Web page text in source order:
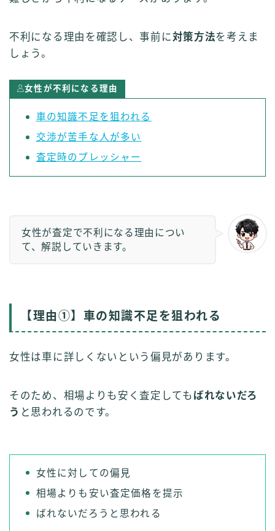
不利になる理由を確認し、事前に対策方法を考えま
しょう。
女性が不利になる理由
車の知識不足を狙われる
交渉が苦手な人が多い
査定時のプレッシャー
女性が査定で不利になる理由につい
て、解説していきます。
【理由①】車の知識不足を狙われる
女性は車に詳しくないという偏見があります。
そのため、相場よりも安く査定しても ばれないだろ
う と思われるのです。
女性に対しての偏見
相場よりも安い査定価格を提示
ばれないだろうと思われる